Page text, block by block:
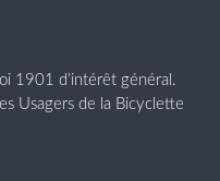
1901 d’intérêt général.
Usagers de la Bicyclette